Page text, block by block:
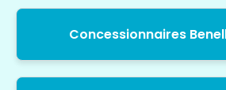
Concessionnaires